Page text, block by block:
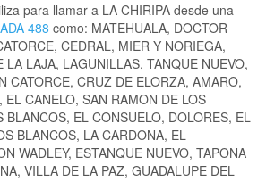
para llamar a LA CHIRIPA desde una
488 como: MATEHUALA, DOCTOR
CEDRAL, MIER Y NORIEGA,
LA LAJA, LAGUNILLAS, TANQUE NUEVO,
CATORCE, CRUZ DE ELORZA, AMARO,
EL CANELO, SAN RAMON DE LOS
BLANCOS, EL CONSUELO, DOLORES, EL
BLANCOS, LA CARDONA, EL
WADLEY, ESTANQUE NUEVO, TAPONA
VILLA DE LA PAZ, GUADALUPE DEL